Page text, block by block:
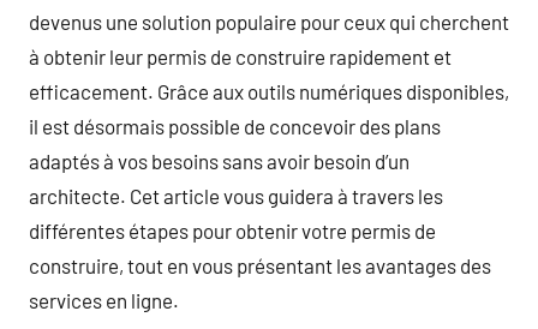
devenus une solution populaire pour ceux qui cherchent
à obtenir leur permis de construire rapidement et
efficacement. Grâce aux outils numériques disponibles,
il est désormais possible de concevoir des plans
adaptés à vos besoins sans avoir besoin d’un
architecte. Cet article vous guidera à travers les
différentes étapes pour obtenir votre permis de
construire, tout en vous présentant les avantages des
services en ligne.